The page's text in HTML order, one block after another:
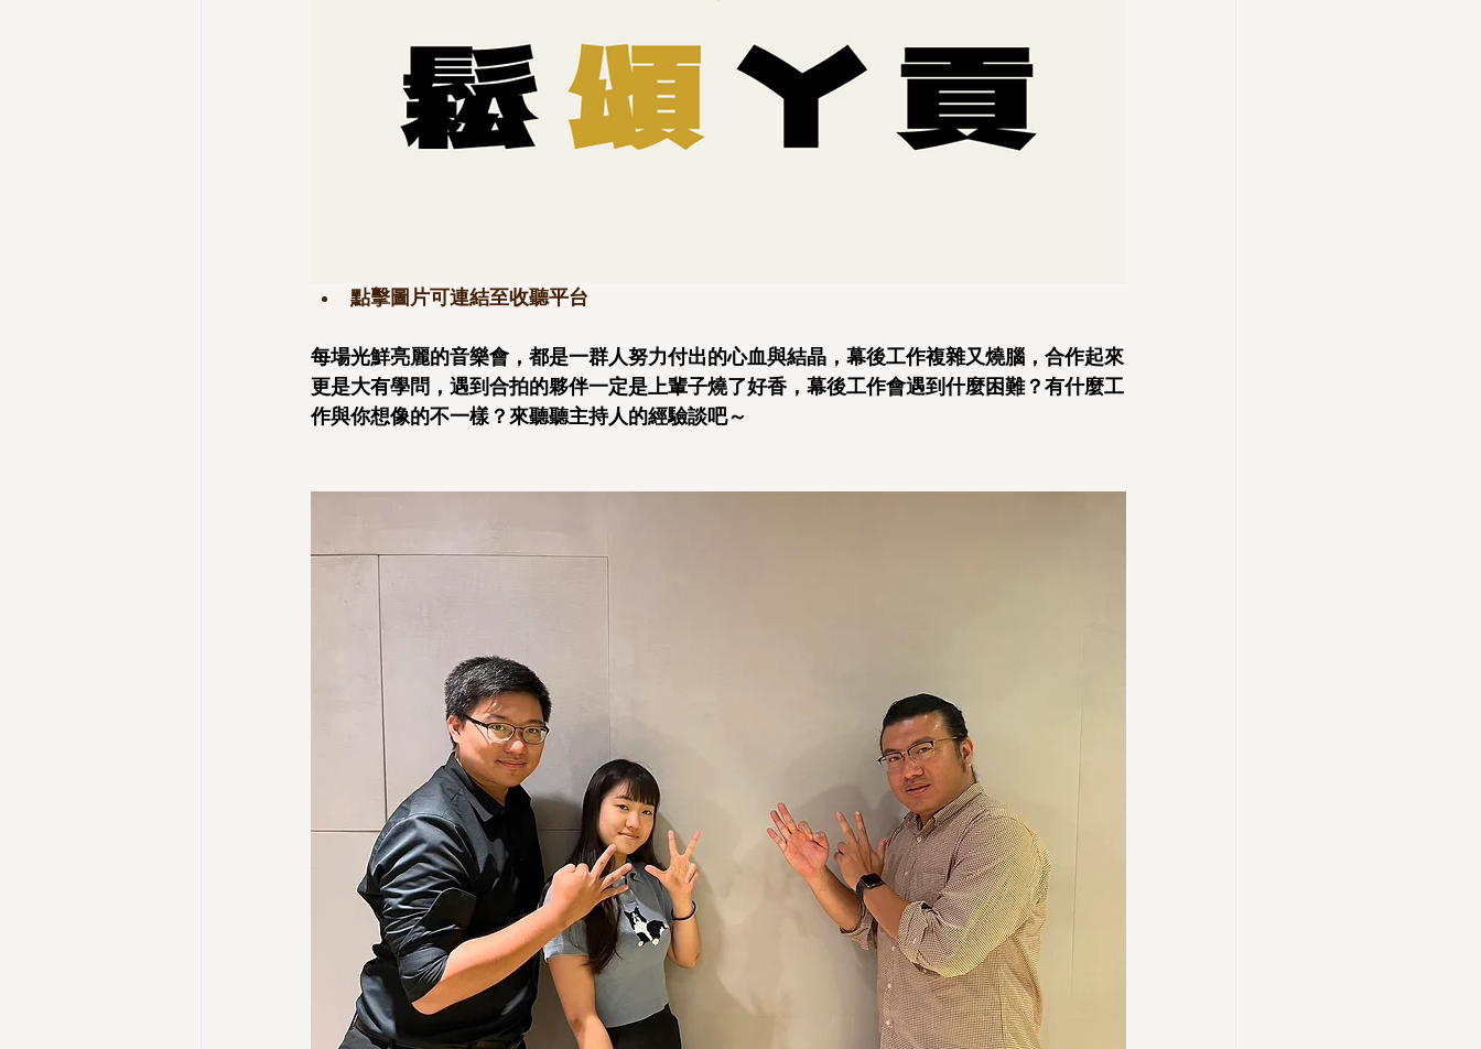
點擊圖片可連結至收聽平台
每場光鮮亮麗的音樂會，都是一群人努力付出的心血與結晶，幕後工作複雜又燒腦，合作起來
更是大有學問，遇到合拍的夥伴一定是上輩子燒了好香，幕後工作會遇到什麼困難？有什麼工
作與你想像的不一樣？來聽聽主持人的經驗談吧～